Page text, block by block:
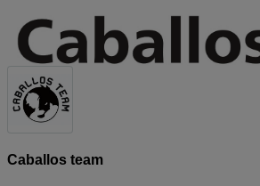
Caballos team